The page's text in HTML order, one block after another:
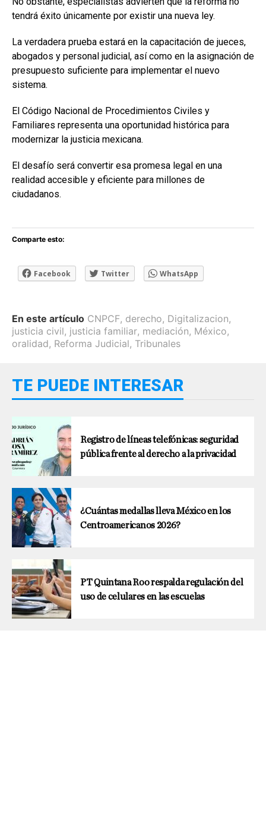
tendrá éxito únicamente por existir una nueva ley.
La verdadera prueba estará en la capacitación de jueces,
abogados y personal judicial, así como en la asignación de
presupuesto suficiente para implementar el nuevo
sistema.
El Código Nacional de Procedimientos Civiles y
Familiares representa una oportunidad histórica para
modernizar la justicia mexicana.
El desafío será convertir esa promesa legal en una
realidad accesible y eficiente para millones de
ciudadanos.
Comparte esto:
Facebook Twitter WhatsApp
En este artículo CNPCF, derecho, Digitalizacion,
justicia civil, justicia familiar, mediación, México,
oralidad, Reforma Judicial, Tribunales
TE PUEDE INTERESAR
Registro de líneas telefónicas: seguridad
pública frente al derecho a la privacidad
¿Cuántas medallas lleva México en los
Centroamericanos 2026?
PT Quintana Roo respalda regulación del
uso de celulares en las escuelas